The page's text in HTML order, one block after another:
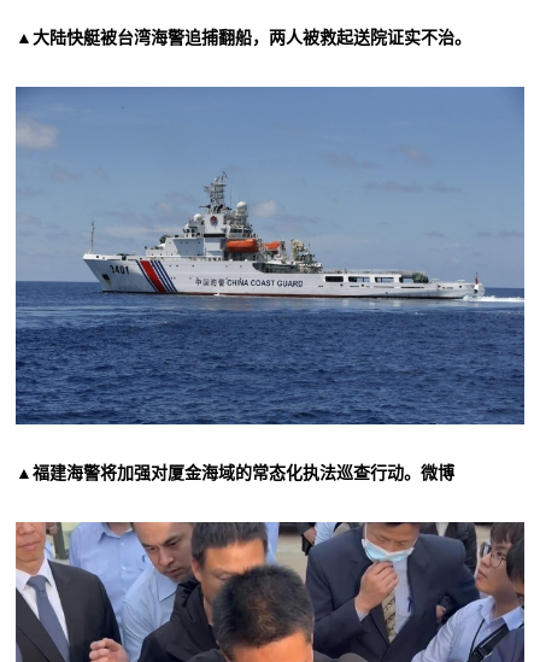
▲大陆快艇被台湾海警追捕翻船，两人被救起送院证实不治。
▲福建海警将加强对厦金海域的常态化执法巡查行动。微博